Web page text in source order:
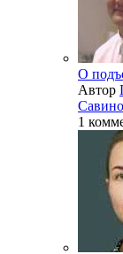
О
Автор
1